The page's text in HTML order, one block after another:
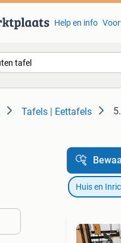
Help en info
Tafels | Eettafels
Huis en